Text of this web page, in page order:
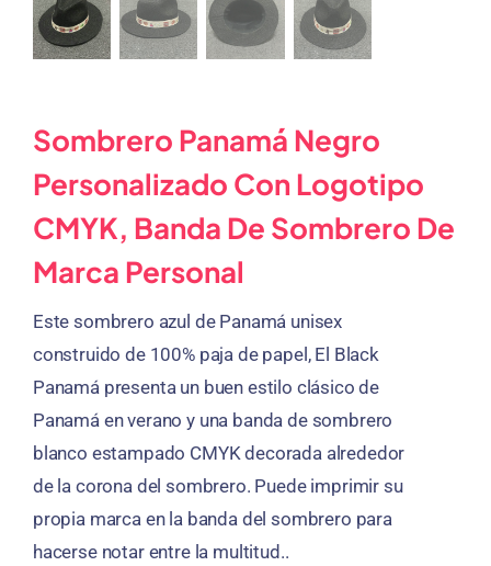
Sombrero Panamá Negro
Personalizado Con Logotipo
CMYK, Banda De Sombrero De
Marca Personal
Este sombrero azul de Panamá unisex
construido de 100% paja de papel, El Black
Panamá presenta un buen estilo clásico de
Panamá en verano y una banda de sombrero
blanco estampado CMYK decorada alrededor
de la corona del sombrero. Puede imprimir su
propia marca en la banda del sombrero para
hacerse notar entre la multitud..